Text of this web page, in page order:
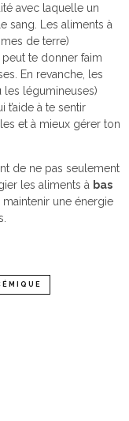
avec laquelle un
sang. Les aliments à
de terre)
te donner faim
En revanche, les
légumineuses)
à te sentir
et à mieux gérer ton
de ne pas seulement
les aliments à bas
maintenir une énergie